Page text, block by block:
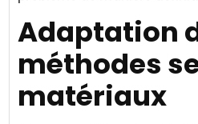
Adaptation
méthodes
matériaux